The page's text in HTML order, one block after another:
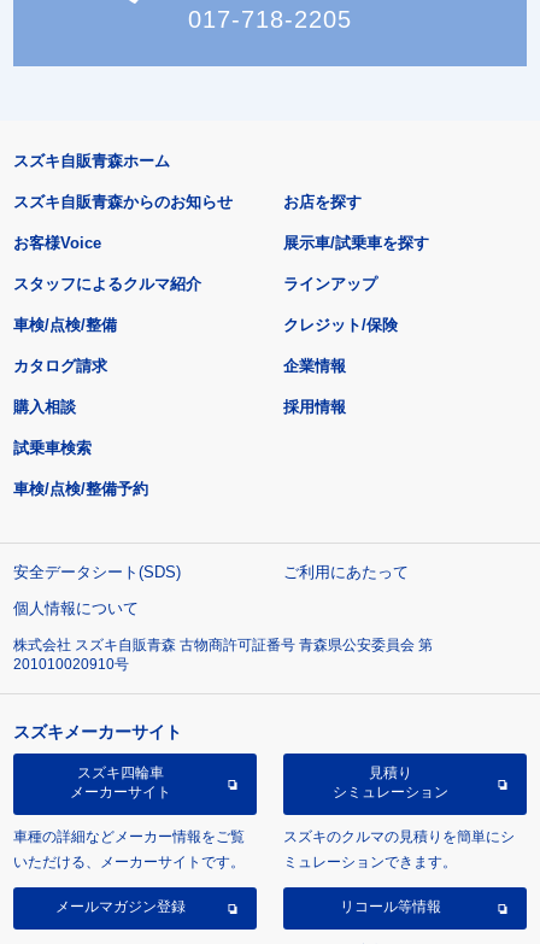
017-718-2205
スズキ自販青森ホーム
スズキ自販青森からのお知らせ
お客様Voice
スタッフによるクルマ紹介
お店を探す
展示車/試乗車を探す
ラインアップ
車検/点検/整備 クレジット/保険
カタログ請求
購入相談
試乗車検索
車検/点検/整備予約
企業情報
採用情報
安全データシート(SDS)
ご利用にあたって
個人情報について
株式会社 スズキ自販青森 古物商許可証番号 青森県公安委員会 第
201010020910号
スズキメーカーサイト
スズキ四輪車
メーカーサイト
車種の詳細などメーカー情報をご覧
いただける、メーカーサイトです。
見積り
シミュレーション
スズキのクルマの見積りを簡単にシ
ミュレーションできます。
メールマガジン登録 リコール等情報